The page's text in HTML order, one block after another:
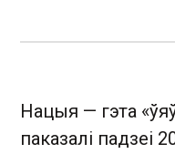
Нацыя — гэта
паказалі падзеі